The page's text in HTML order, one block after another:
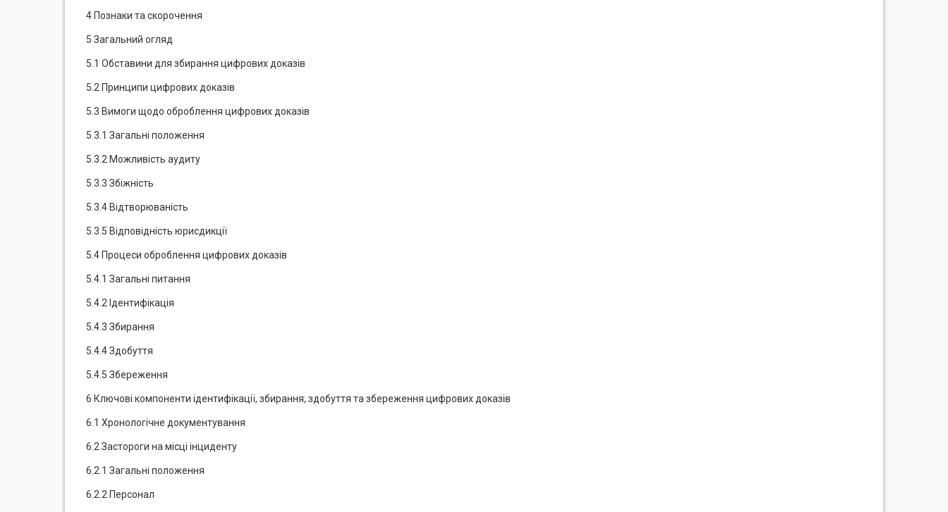
4 Познаки та скорочення
5 Загальний огляд
5.1 Обставини для збирання цифрових доказів
5.2 Принципи цифрових доказів
5.3 Вимоги щодо оброблення цифрових доказів
5.3.1 Загальні положення
5.3.2 Можливість аудиту
5.3.3 Збіжність
5.3.4 Відтворюваність
5.3.5 Відповідність юрисдикції
5.4 Процеси оброблення цифрових доказів
5.4.1 Загальні питання
5.4.2 Ідентифікація
5.4.3 Збирання
5.4.4 Здобуття
5.4.5 Збереження
6 Ключові компоненти ідентифікації, збирання, здобуття та збереження цифрових доказів
6.1 Хронологічне документування
6.2 Застороги на місці інциденту
6.2.1 Загальні положення
6.2.2 Персонал